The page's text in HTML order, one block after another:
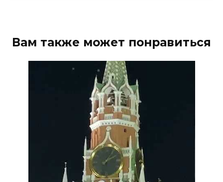
Вам также может понравиться